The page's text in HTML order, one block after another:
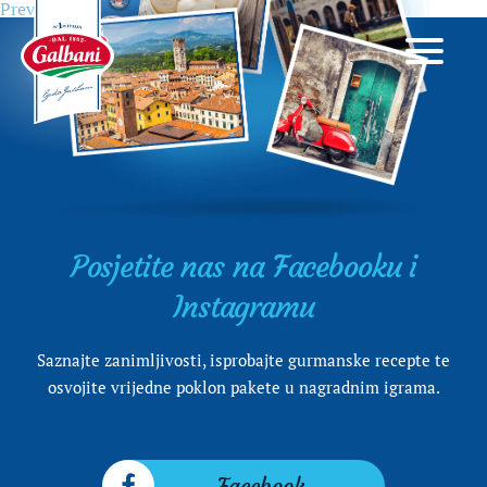
Navigacija
objava
Previous Previous
post:
Sir i vino – ultimativna uživancija
Posjetite nas na Facebooku i
Instagramu
Saznajte zanimljivosti, isprobajte gurmanske recepte te
osvojite vrijedne poklon pakete u nagradnim igrama.